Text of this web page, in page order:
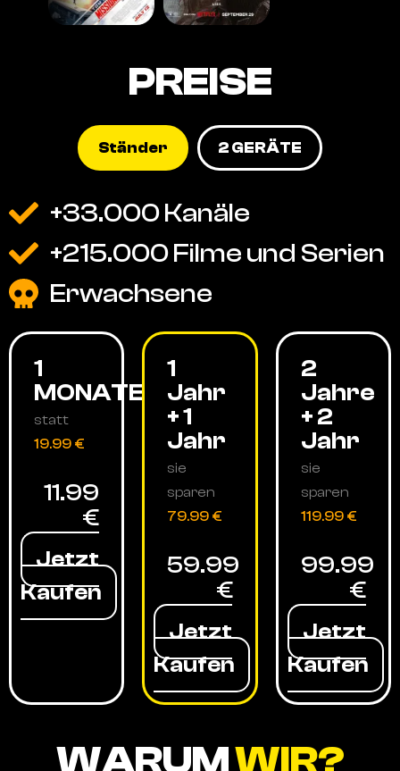
PREISE
Ständer 2 GERÄTE
+33.000 Kanäle
+215.000 Filme und Serien
Erwachsene
1
MONATE
statt
19.99 €
11.99
€
Jetzt
Kaufen
1
Jahr
+ 1
Jahr
sie
sparen
79.99 €
59.99
€
Jetzt
Kaufen
2
Jahre
+ 2
Jahr
sie
sparen
119.99 €
99.99
€
Jetzt
Kaufen
WARUMWIR?